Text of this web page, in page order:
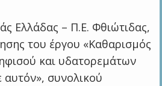
Ελλάδας – Π.Ε. Φθιώτιδας,
του έργου «Καθαρισμός
και υδατορεμάτων
συνολικού